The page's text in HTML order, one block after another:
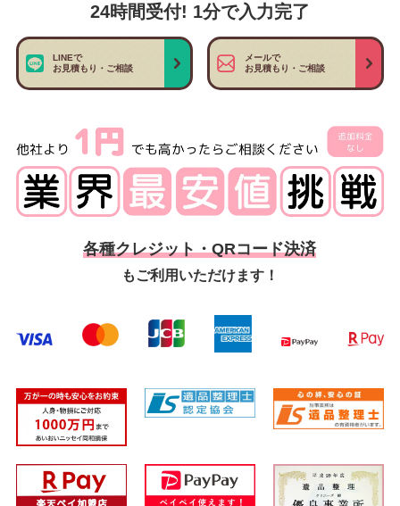
24時間受付! 1分で入力完了
LINEで
お見積もり・ご相談
メールで
お見積もり・ご相談
各種クレジット・QRコード決済
もご利用いただけます！